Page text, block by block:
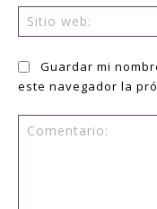
Guardar mi
este navegador la